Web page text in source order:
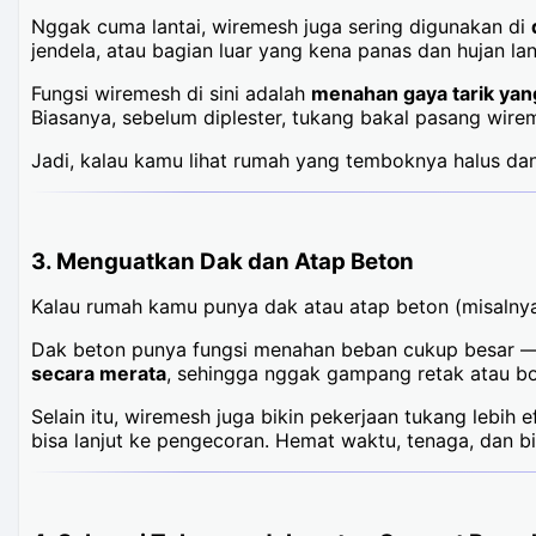
Nggak cuma lantai, wiremesh juga sering digunakan di
jendela, atau bagian luar yang kena panas dan hujan
Fungsi wiremesh di sini adalah menahan gaya tarik
Biasanya, sebelum diplester, tukang bakal pasang
Jadi, kalau kamu lihat rumah yang temboknya halus
3. Menguatkan Dak dan Atap Beton
Kalau rumah kamu punya dak atau atap beton
Dak beton punya fungsi menahan beban cukup besar
secara merata, sehingga nggak gampang retak atau
Selain itu, wiremesh juga bikin pekerjaan tukang lebih
bisa lanjut ke pengecoran. Hemat waktu, tenaga, dan